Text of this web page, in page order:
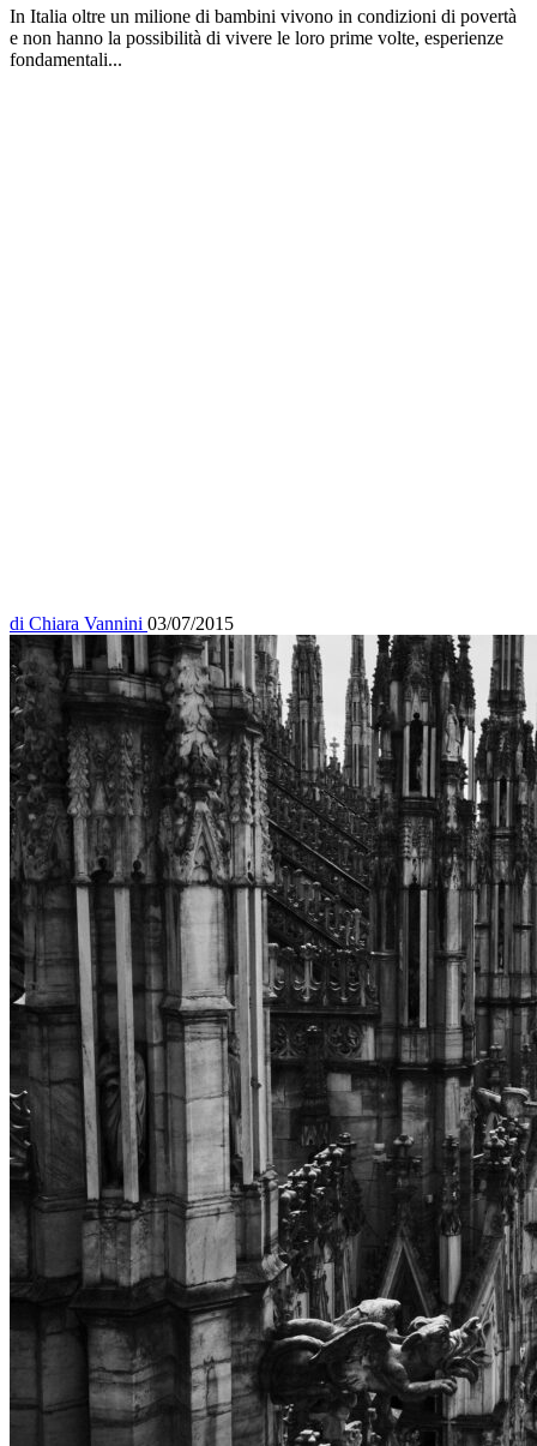
In Italia oltre un milione di bambini vivono in condizioni di povertà
e non hanno la possibilità di vivere le loro prime volte, esperienze
fondamentali...
di Chiara Vannini 03/07/2015